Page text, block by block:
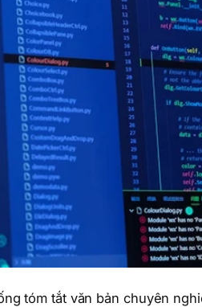
tóm tắt văn bản chuyên